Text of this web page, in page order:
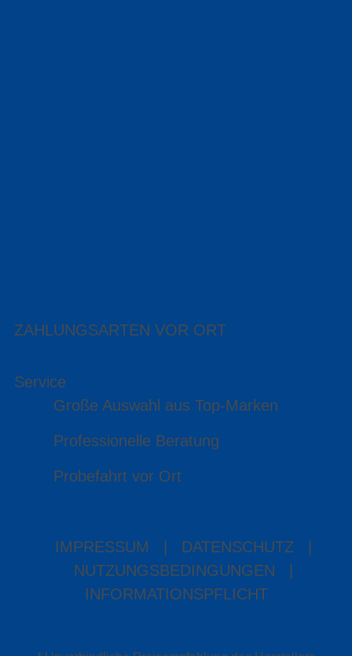
ZAHLUNGSARTEN VOR ORT
Service
Große Auswahl aus Top-Marken
Professionelle Beratung
Probefahrt vor Ort
IMPRESSUM DATENSCHUTZ
NUTZUNGSBEDINGUNGEN
INFORMATIONSPFLICHT